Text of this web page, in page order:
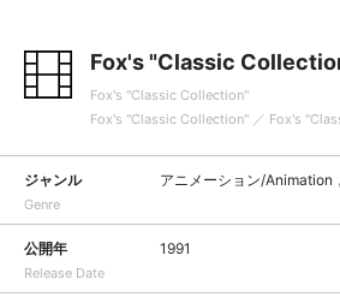
Fox's "Classic
Fox's "Classic Collection"
Fox's "Classic Collection" ／ Fox's
ジャンル
Genre
アニメーション/Animation
公開年
Release Date
1991